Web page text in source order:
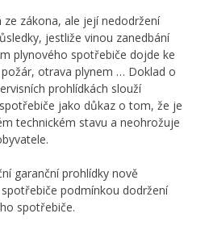
zákona, ale její nedodržení
jestliže vinou zanedbání
plynového spotřebiče dojde ke
otrava plynem … Doklad o
prohlídkách slouží
jako důkaz o tom, že je
technickém stavu a neohrožuje
garanční prohlídky nově
podmínkou dodržení
spotřebiče.